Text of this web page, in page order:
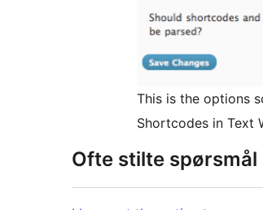
This is the options
Shortcodes in Text
Ofte stilte spørsmål